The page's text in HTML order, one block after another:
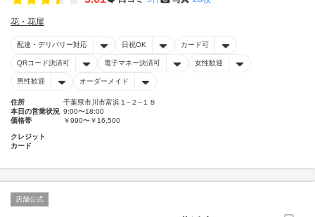
花・花屋
配達・デリバリー対応 日祝OK カード可
QRコード決済可 電子マネー決済可 女性歓迎
男性歓迎 オーダーメイド
住所
千葉県市川市富浜１−２−１８
本日の営業状況 9:00〜18:00
価格帯
￥990〜￥16,500
クレジット
カード
店舗公式